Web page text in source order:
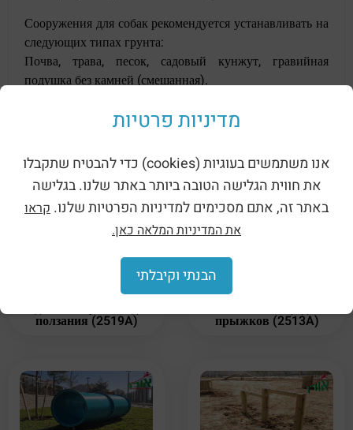
Сооружения для собак рекомендуется устанавливать на
следующих типах грунта:
Почва, трава, песок, садовый кунжут, гравийная
подушка без камней (смешанная).
Для согласования встречи и расчета стоимости
установки собачьего парка — нажмите здесь
Сопутствующие товары
Помещение для собак –
ползания (2519A)
Приспособление для
прыжков (2513A)
מדיניות פרטיות
אנו משתמשים בעוגיות (cookies) כדי להבטיח שתקבלו
את חווית הגלישה הטובה ביותר באתר שלנו. בגלישה
באתר זה, אתם מסכימים למדיניות הפרטיות שלנו. קראו
את המדיניות המלאה כאן.
הבנתי וקיבלתי